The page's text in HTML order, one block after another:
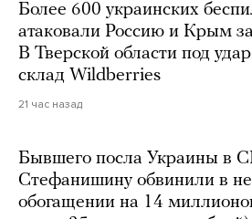
Более 600 украинских
атаковали Россию и Крым
В Тверской области под
склад Wildberries
21 час назад
Бывшего посла Украины в
Стефанишину обвинили в
обогащении на 14